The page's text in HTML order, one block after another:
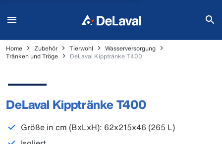
Home Zubehör Tierwohl
Wasserversorgung
Tränken und Tröge
DeLaval Kipptränke T400
DeLaval Kipptränke T400
Größe in cm (BxLxH): 62x215x46 (265 L)